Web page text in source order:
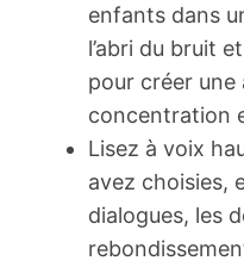
enfants dans
l’abri du bruit
pour créer une
concentration
Lisez à voix
avez choisies,
dialogues, les